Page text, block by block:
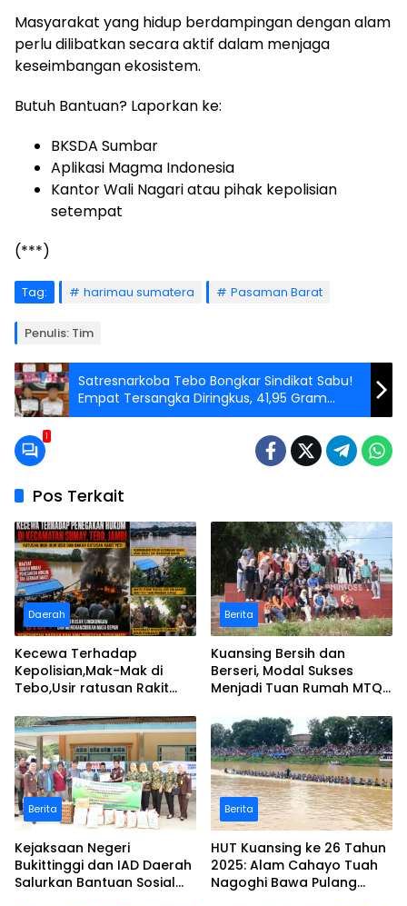
Masyarakat yang hidup berdampingan dengan alam
perlu dilibatkan secara aktif dalam menjaga
keseimbangan ekosistem.
Butuh Bantuan? Laporkan ke:
BKSDA Sumbar
Aplikasi Magma Indonesia
Kantor Wali Nagari atau pihak kepolisian
setempat
(***)
Tag: harimau sumatera Pasaman Barat
Penulis: Tim
Satresnarkoba Tebo Bongkar Sindikat Sabu!
Empat Tersangka Diringkus, 41,95 Gram
Barang Bukti Disita
1
Pos Terkait
Daerah
Kecewa Terhadap
Kepolisian,Mak-Mak di
Tebo,Usir ratusan Rakit
Berita
Kuansing Bersih dan
Berseri, Modal Sukses
Menjadi Tuan Rumah MTQ
Berita
Kejaksaan Negeri
Bukittinggi dan IAD Daerah
Salurkan Bantuan Sosial
Berita
HUT Kuansing ke 26 Tahun
2025: Alam Cahayo Tuah
Nagoghi Bawa Pulang